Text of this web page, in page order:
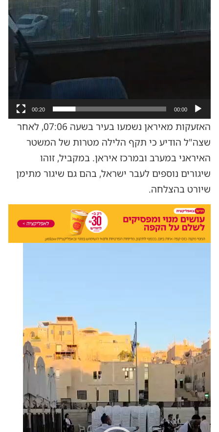
00:00
00:20
האזעקות מאיראן נשמעו בעיר בשעה 07:06, לאחר
שצה"ל הודיע כי תקף הלילה מטרות של המשטר
האיראני במערב ובמרכז איראן. במקביל, זוהו
שיגורים נוספים לעבר ישראל, בהם גם שיגור מתימן
שיורט בהצלחה.